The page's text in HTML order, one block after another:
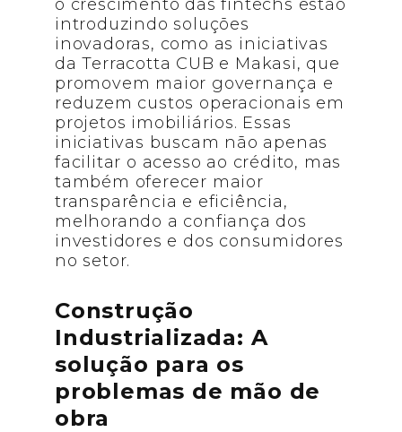
o crescimento das fintechs estão
introduzindo soluções
inovadoras, como as iniciativas
da Terracotta CUB e Makasi, que
promovem maior governança e
reduzem custos operacionais em
projetos imobiliários. Essas
iniciativas buscam não apenas
facilitar o acesso ao crédito, mas
também oferecer maior
transparência e eficiência,
melhorando a confiança dos
investidores e dos consumidores
no setor.
Construção
Industrializada: A
solução para os
problemas de mão de
obra